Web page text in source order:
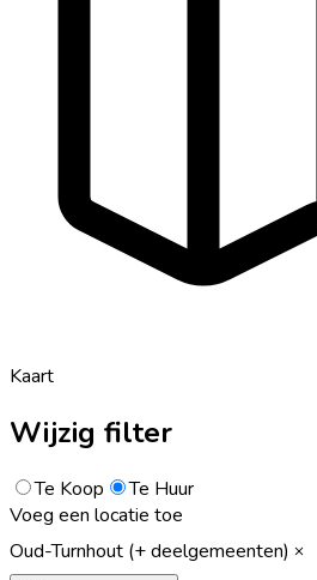
Kaart
Wijzig filter
Te Koop
Te Huur
Voeg een locatie toe
Oud-Turnhout (+ deelgemeenten)